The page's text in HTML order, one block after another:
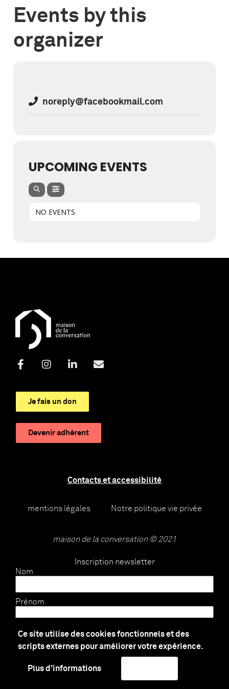
Ce site utilise des cookies fonctionnels et des
scripts externes pour améliorer votre expérience.
Plus d'informations
Events by this
organizer
noreply@facebookmail.com
UPCOMING EVENTS
NO EVENTS
Je fais un don
Devenir adhérent
Contacts et accessibilité
mentions légales Notre politique vie privée
maison de la conversation © 2021
Inscription newsletter
Nom
Prénom
E-mail